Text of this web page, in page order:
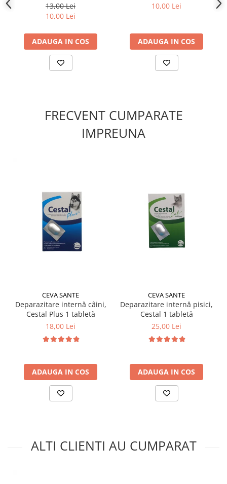
gr
13,00 Lei
10,00 Lei
ADAUGA IN COS
400 gr
10,00 Lei
ADAUGA IN COS
FRECVENT CUMPARATE
IMPREUNA
CEVA SANTE
Deparazitare internă câini,
Cestal Plus 1 tabletă
18,00 Lei
ADAUGA IN COS
CEVA SANTE
Deparazitare internă pisici,
Cestal 1 tabletă
25,00 Lei
ADAUGA IN COS
ALTI CLIENTI AU CUMPARAT